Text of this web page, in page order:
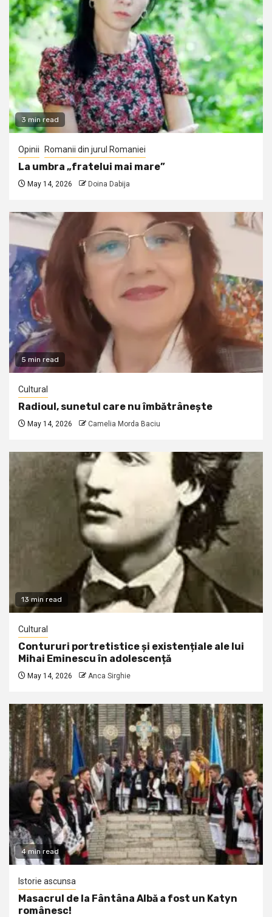
3 min read
Opinii Romanii din jurul Romaniei
La umbra „fratelui mai mare”
May 14, 2026 Doina Dabija
5 min read
Cultural
Radioul, sunetul care nu îmbătrânește
May 14, 2026 Camelia Morda Baciu
13 min read
Cultural
Contururi portretistice și existențiale ale lui
Mihai Eminescu în adolescență
May 14, 2026 Anca Sirghie
4 min read
Istorie ascunsa
Masacrul de la Fântâna Albă a fost un Katyn
românesc!